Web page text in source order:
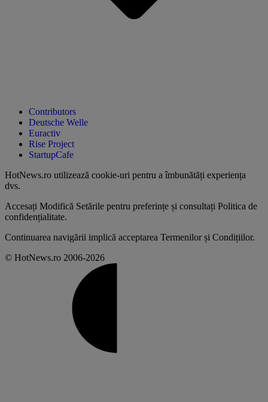
Contributors
Deutsche Welle
Euractiv
Rise Project
StartupCafe
HotNews.ro utilizează cookie-uri pentru a îmbunătăți experiența
dvs.
Accesați Modifică Setările pentru preferințe și consultați Politica de
confidențialitate.
Continuarea navigării implică acceptarea Termenilor și Condițiilor.
© HotNews.ro 2006-2026